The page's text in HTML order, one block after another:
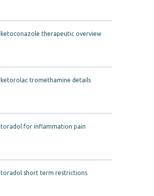
ketoconazole therapeutic overview
ketorolac tromethamine details
toradol for inflammation pain
toradol short term restrictions